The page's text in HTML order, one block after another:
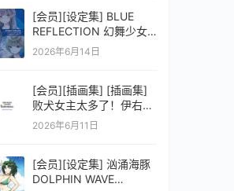
[会员][设定集] BLUE
REFLECTION 幻舞少女
之剑公式ビジュアルコレ
2026年6月14日
[会员][插画集] [插画集]
败犬女主太多了！伊右群
ARTWORKS
2026年6月11日
[会员][设定集] 汹涌海豚
DOLPHIN WAVE